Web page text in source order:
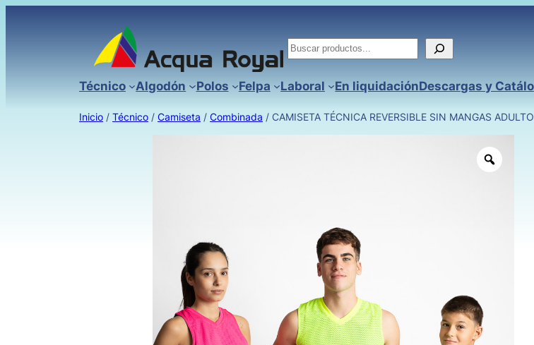
Buscar
Técnico Algodón Polos Felpa Laboral En liquidaciónDescargas y
Inicio / Técnico / Camiseta / Combinada / CAMISETA TÉCNICA REVERSIBLE SIN MANGAS